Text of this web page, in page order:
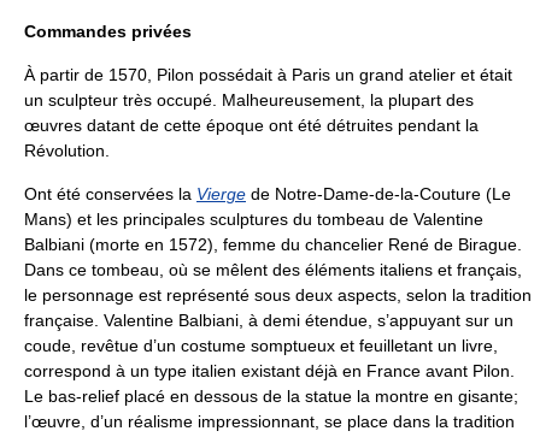
Commandes privées
À partir de 1570, Pilon possédait à Paris un grand atelier et était
un sculpteur très occupé. Malheureusement, la plupart des
œuvres datant de cette époque ont été détruites pendant la
Révolution.
Ont été conservées la Vierge de Notre-Dame-de-la-Couture (Le
Mans) et les principales sculptures du tombeau de Valentine
Balbiani (morte en 1572), femme du chancelier René de Birague.
Dans ce tombeau, où se mêlent des éléments italiens et français,
le personnage est représenté sous deux aspects, selon la tradition
française. Valentine Balbiani, à demi étendue, s’appuyant sur un
coude, revêtue d’un costume somptueux et feuilletant un livre,
correspond à un type italien existant déjà en France avant Pilon.
Le bas-relief placé en dessous de la statue la montre en gisante;
l’œuvre, d’un réalisme impressionnant, se place dans la tradition